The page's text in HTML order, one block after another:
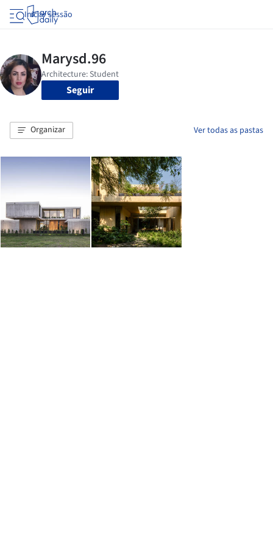
Iniciar sessão
Seguir
Organizar Ver todas as pastas